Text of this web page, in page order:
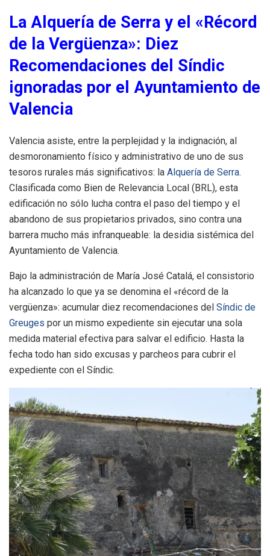
La Alquería de Serra y el «Récord
de la Vergüenza»: Diez
Recomendaciones del Síndic
ignoradas por el Ayuntamiento de
Valencia
Valencia asiste, entre la perplejidad y la indignación, al
desmoronamiento físico y administrativo de uno de sus
tesoros rurales más significativos: la Alquería de Serra.
Clasificada como Bien de Relevancia Local (BRL), esta
edificación no sólo lucha contra el paso del tiempo y el
abandono de sus propietarios privados, sino contra una
barrera mucho más infranqueable: la desidia sistémica del
Ayuntamiento de Valencia.
Bajo la administración de María José Catalá, el consistorio
ha alcanzado lo que ya se denomina el «récord de la
vergüenza»: acumular diez recomendaciones del Síndic de
Greuges por un mismo expediente sin ejecutar una sola
medida material efectiva para salvar el edificio. Hasta la
fecha todo han sido excusas y parcheos para cubrir el
expediente con el Síndic.